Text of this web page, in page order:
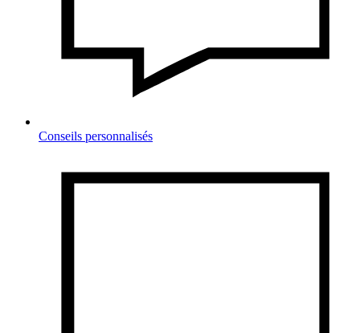
Conseils personnalisés